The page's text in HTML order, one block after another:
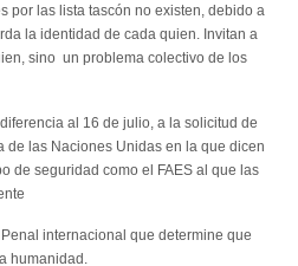
por las lista tascón no existen, debido a
la identidad de cada quien. Invitan a
sino un problema colectivo de los
al 16 de julio, a la solicitud de
las Naciones Unidas en la que dicen
de seguridad como el FAES al que las
internacional que determine que
humanidad.